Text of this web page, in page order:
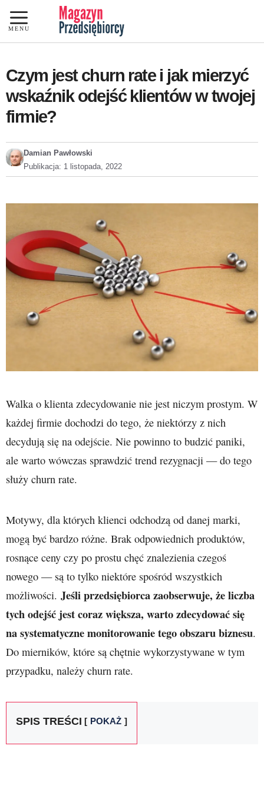
Przejdź
do
treści
MENU
Czym jest churn rate i jak mierzyć
wskaźnik odejść klientów w twojej
firmie?
Damian Pawłowski
Publikacja: 1 listopada, 2022
Walka o klienta zdecydowanie nie jest niczym prostym. W
każdej firmie dochodzi do tego, że niektórzy z nich
decydują się na odejście. Nie powinno to budzić paniki,
ale warto wówczas sprawdzić trend rezygnacji — do tego
służy churn rate.
Motywy, dla których klienci odchodzą od danej marki,
mogą być bardzo różne. Brak odpowiednich produktów,
rosnące ceny czy po prostu chęć znalezienia czegoś
nowego — są to tylko niektóre spośród wszystkich
możliwości. Jeśli przedsiębiorca zaobserwuje, że liczba
tych odejść jest coraz większa, warto zdecydować się
na systematyczne monitorowanie tego obszaru biznesu.
Do mierników, które są chętnie wykorzystywane w tym
przypadku, należy churn rate.
SPIS TREŚCI POKAŻ